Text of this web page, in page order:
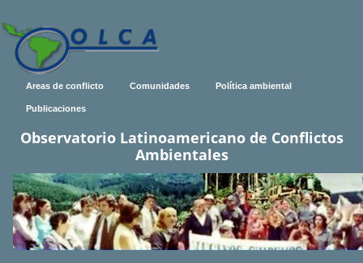
Areas de conflicto Comunidades Política ambiental
Publicaciones
Observatorio Latinoamericano de Conflictos
Ambientales